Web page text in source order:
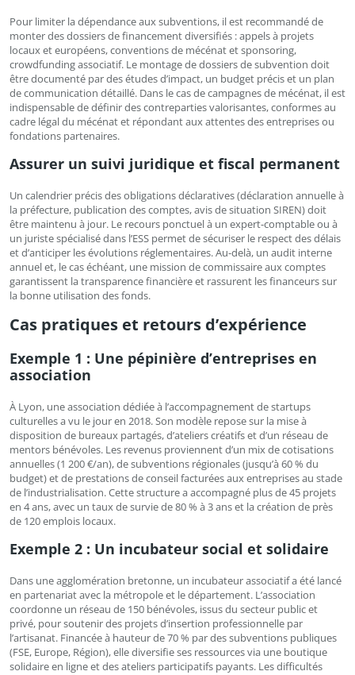
Pour limiter la dépendance aux subventions, il est recommandé de
monter des dossiers de financement diversifiés : appels à projets
locaux et européens, conventions de mécénat et sponsoring,
crowdfunding associatif. Le montage de dossiers de subvention doit
être documenté par des études d’impact, un budget précis et un plan
de communication détaillé. Dans le cas de campagnes de mécénat, il est
indispensable de définir des contreparties valorisantes, conformes au
cadre légal du mécénat et répondant aux attentes des entreprises ou
fondations partenaires.
Assurer un suivi juridique et fiscal permanent
Un calendrier précis des obligations déclaratives (déclaration annuelle à
la préfecture, publication des comptes, avis de situation SIREN) doit
être maintenu à jour. Le recours ponctuel à un expert-comptable ou à
un juriste spécialisé dans l’ESS permet de sécuriser le respect des délais
et d’anticiper les évolutions réglementaires. Au-delà, un audit interne
annuel et, le cas échéant, une mission de commissaire aux comptes
garantissent la transparence financière et rassurent les financeurs sur
la bonne utilisation des fonds.
Cas pratiques et retours d’expérience
Exemple 1 : Une pépinière d’entreprises en
association
À Lyon, une association dédiée à l’accompagnement de startups
culturelles a vu le jour en 2018. Son modèle repose sur la mise à
disposition de bureaux partagés, d’ateliers créatifs et d’un réseau de
mentors bénévoles. Les revenus proviennent d’un mix de cotisations
annuelles (1 200 €/an), de subventions régionales (jusqu’à 60 % du
budget) et de prestations de conseil facturées aux entreprises au stade
de l’industrialisation. Cette structure a accompagné plus de 45 projets
en 4 ans, avec un taux de survie de 80 % à 3 ans et la création de près
de 120 emplois locaux.
Exemple 2 : Un incubateur social et solidaire
Dans une agglomération bretonne, un incubateur associatif a été lancé
en partenariat avec la métropole et le département. L’association
coordonne un réseau de 150 bénévoles, issus du secteur public et
privé, pour soutenir des projets d’insertion professionnelle par
l’artisanat. Financée à hauteur de 70 % par des subventions publiques
(FSE, Europe, Région), elle diversifie ses ressources via une boutique
solidaire en ligne et des ateliers participatifs payants. Les difficultés